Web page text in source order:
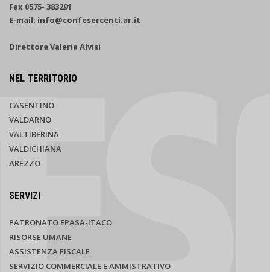
Fax 0575- 383291
E-mail: info@confesercenti.ar.it
Direttore Valeria Alvisi
NEL TERRITORIO
CASENTINO
VALDARNO
VALTIBERINA
VALDICHIANA
AREZZO
SERVIZI
PATRONATO EPASA-ITACO
RISORSE UMANE
ASSISTENZA FISCALE
SERVIZIO COMMERCIALE E AMMISTRATIVO